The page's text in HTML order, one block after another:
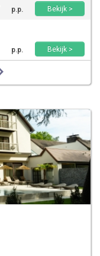
p.p.
Bekijk >
p.p. Bekijk >